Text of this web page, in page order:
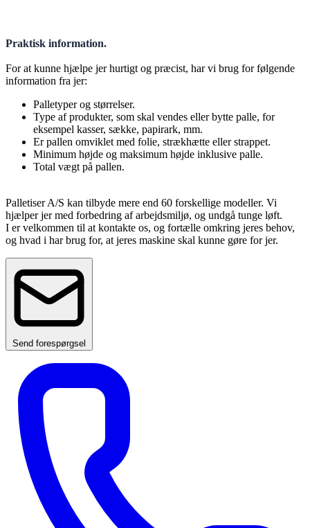
Praktisk information.
For at kunne hjælpe jer hurtigt og præcist, har vi brug for følgende
information fra jer:
Palletyper og størrelser.
Type af produkter, som skal vendes eller bytte palle, for
eksempel kasser, sække, papirark, mm.
Er pallen omviklet med folie, strækhætte eller strappet.
Minimum højde og maksimum højde inklusive palle.
Total vægt på pallen.
Palletiser A/S kan tilbyde mere end 60 forskellige modeller. Vi
hjælper jer med forbedring af arbejdsmiljø, og undgå tunge løft.
I er velkommen til at kontakte os, og fortælle omkring jeres behov,
og hvad i har brug for, at jeres maskine skal kunne gøre for jer.
Send forespørgsel